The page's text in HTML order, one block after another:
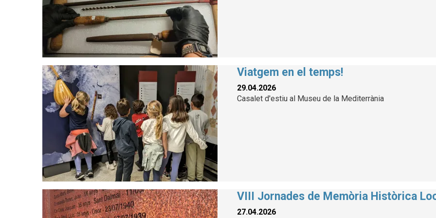
Viatgem en el temps!
29.04.2026
Casalet d'estiu al Museu de la Mediterrània
VIII Jornades de Memòria Històrica
27.04.2026